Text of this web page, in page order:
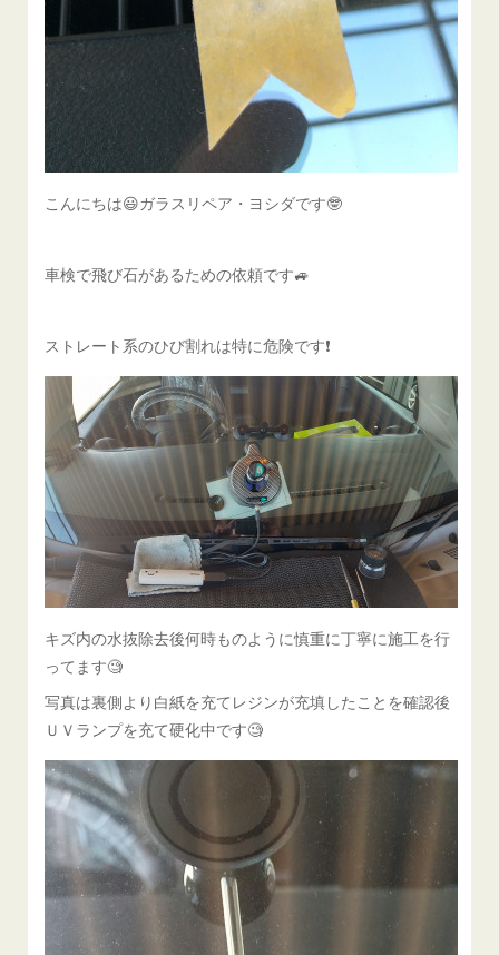
こんにちは😃ガラスリペア・ヨシダです🤓
車検で飛び石があるための依頼です🚙
ストレート系のひび割れは特に危険です❗️
キズ内の水抜除去後何時ものように慎重に丁寧に施工を行
ってます🧐
写真は裏側より白紙を充てレジンが充填したことを確認後
ＵＶランプを充て硬化中です🧐